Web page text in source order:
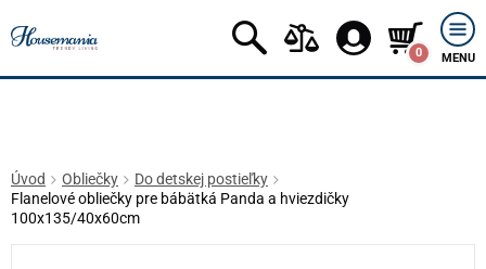
0 MENU
Úvod Obliečky
Do detskej postieľky
Flanelové obliečky pre bábätká Panda a hviezdičky
100x135/40x60cm